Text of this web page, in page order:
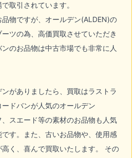
取引されています。
物ですが、 オールデン(ALDEN)の
ツの為、高価買取させていただき
のお品物は中古市場でも非常に人
がありましたら、買取はラストラ
ドバンが人気のオールデン
スエード等の素材のお品物も人気
す。また、古いお品物や、使用感
く、喜んで買取いたします。 その